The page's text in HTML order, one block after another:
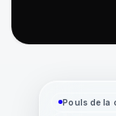
Pouls de la